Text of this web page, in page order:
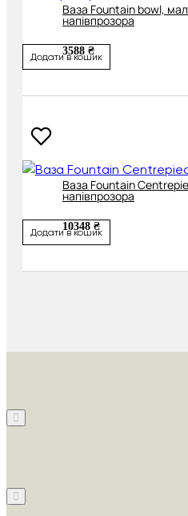
Ваза Fountain bowl,
напівпрозора
3588 ₴
Додати в кошик
Ваза Fountain
напівпрозора
10348 ₴
Додати в кошик